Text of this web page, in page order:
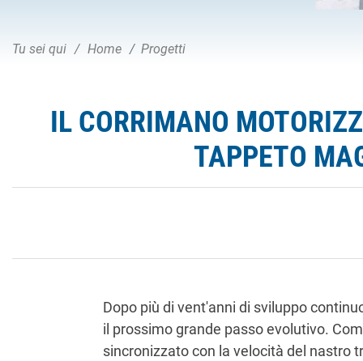
Tu sei qui Home Progetti
IL CORRIMANO
TAPPETO
Dopo più di vent'anni di sviluppo
il prossimo grande passo evolutivo.
sincronizzato con la velocità del nastro